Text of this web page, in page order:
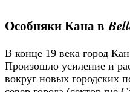
Особняки Кана в
В конце 19 века город
Произошло усиление и
вокруг новых городских